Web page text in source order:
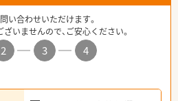
い合わせいただけます。
いませんので、ご安心ください。
2 3
4